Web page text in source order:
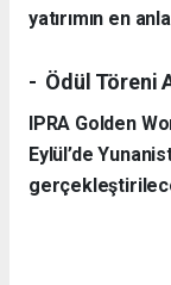
yatırımın en
- Ödül Töreni
IPRA Golden
Eylül’de